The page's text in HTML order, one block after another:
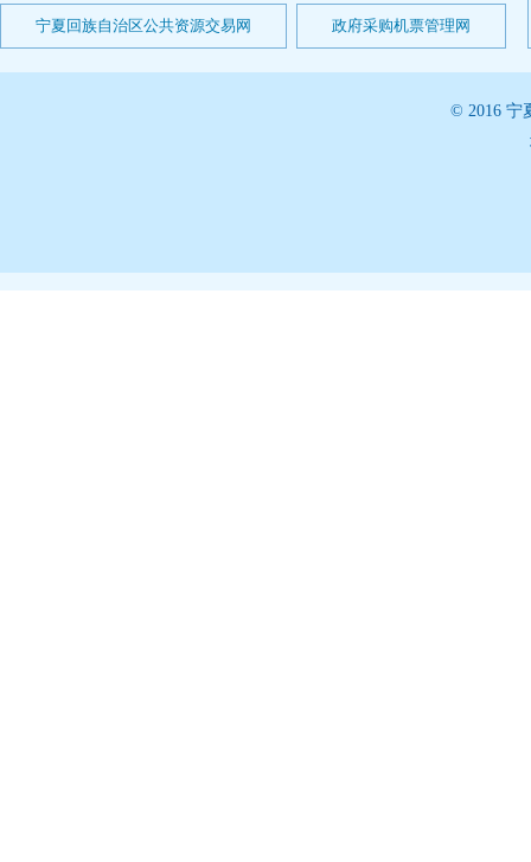
宁夏回族自治区公共资源交易网 政府采购机票管理网
© 2016 宁